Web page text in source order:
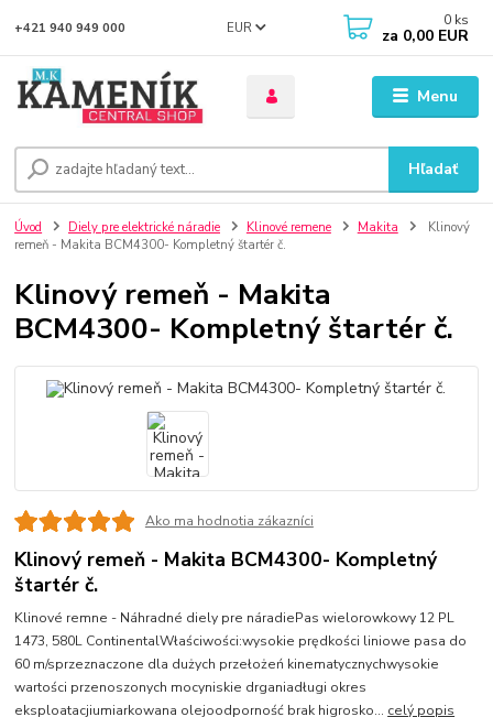
Menu
EUR
Hľadať
+421 940 949 000 0 ks
za 0,00 EUR
Úvod Diely pre elektrické náradie Klinové remene Makita
Klinový
remeň - Makita BCM4300- Kompletný štartér č.
Klinový remeň - Makita
BCM4300- Kompletný štartér č.
Ako ma hodnotia zákazníci
Klinový remeň - Makita BCM4300- Kompletný
štartér č.
Klinové remne - Náhradné diely pre náradiePas wielorowkowy 12 PL
1473, 580L ContinentalWłaściwości:wysokie prędkości liniowe pasa do
60 m/sprzeznaczone dla dużych przełożeń kinematycznychwysokie
wartości przenoszonych mocyniskie drganiadługi okres
eksploatacjiumiarkowana olejoodporność brak higrosko... celý popis